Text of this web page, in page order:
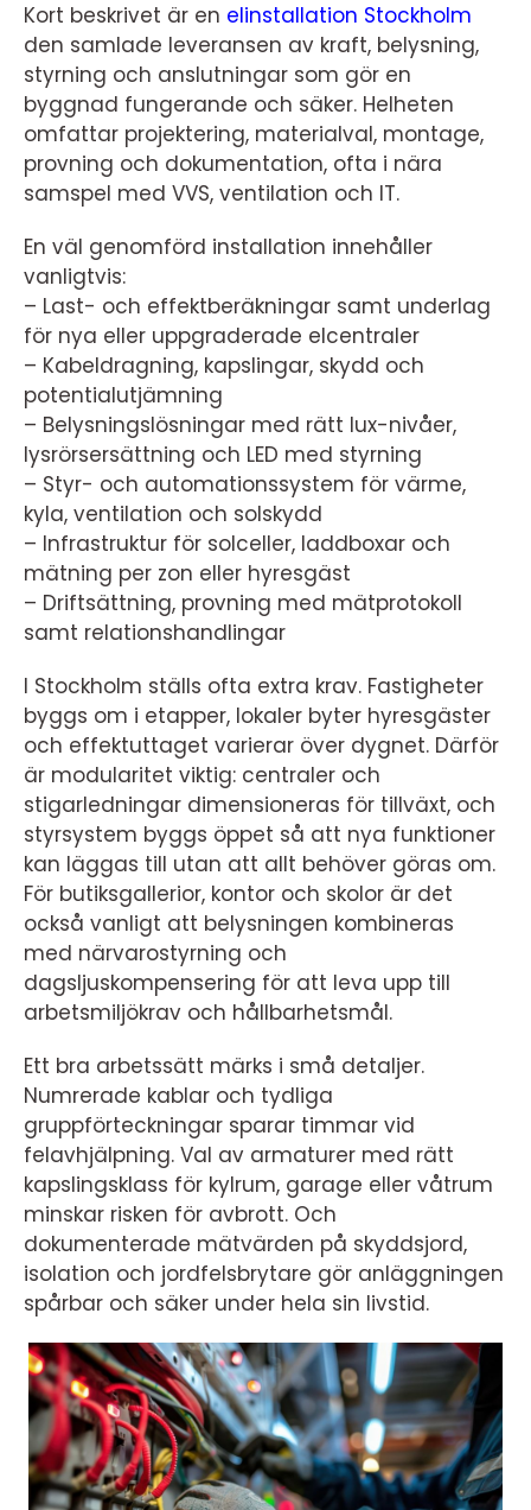
Kort beskrivet är en elinstallation Stockholm
den samlade leveransen av kraft, belysning,
styrning och anslutningar som gör en
byggnad fungerande och säker. Helheten
omfattar projektering, materialval, montage,
provning och dokumentation, ofta i nära
samspel med VVS, ventilation och IT.
En väl genomförd installation innehåller
vanligtvis:
– Last- och effektberäkningar samt underlag
för nya eller uppgraderade elcentraler
– Kabeldragning, kapslingar, skydd och
potentialutjämning
– Belysningslösningar med rätt lux-nivåer,
lysrörsersättning och LED med styrning
– Styr- och automationssystem för värme,
kyla, ventilation och solskydd
– Infrastruktur för solceller, laddboxar och
mätning per zon eller hyresgäst
– Driftsättning, provning med mätprotokoll
samt relationshandlingar
I Stockholm ställs ofta extra krav. Fastigheter
byggs om i etapper, lokaler byter hyresgäster
och effektuttaget varierar över dygnet. Därför
är modularitet viktig: centraler och
stigarledningar dimensioneras för tillväxt, och
styrsystem byggs öppet så att nya funktioner
kan läggas till utan att allt behöver göras om.
För butiksgallerior, kontor och skolor är det
också vanligt att belysningen kombineras
med närvarostyrning och
dagsljuskompensering för att leva upp till
arbetsmiljökrav och hållbarhetsmål.
Ett bra arbetssätt märks i små detaljer.
Numrerade kablar och tydliga
gruppförteckningar sparar timmar vid
felavhjälpning. Val av armaturer med rätt
kapslingsklass för kylrum, garage eller våtrum
minskar risken för avbrott. Och
dokumenterade mätvärden på skyddsjord,
isolation och jordfelsbrytare gör anläggningen
spårbar och säker under hela sin livstid.